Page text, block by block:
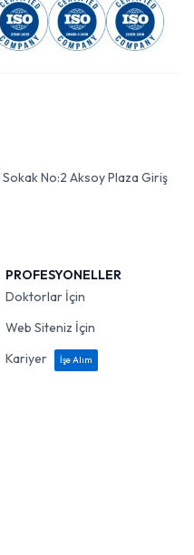
No:2 Aksoy Plaza Giriş
PROFESYONELLER
Doktorlar İçin
Web Siteniz İçin
Kariyer
İşe Alım